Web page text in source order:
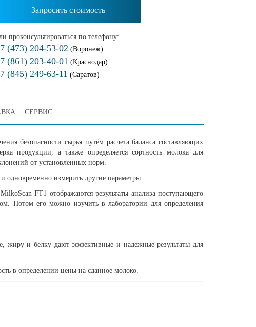
Запросить стоимость
проконсультироваться по телефону:
(473) 204-53-02 (Воронеж)
(861) 203-40-01 (Краснодар)
(845) 249-63-11 (Саратов)
СЕРВИС
безопасности сырья путём расчета баланса составляющих
продукции, а также определяется сортность молока для
от установленных норм.
одновременно измерить другие параметры.
FT1 отображаются результаты анализа поступающего
Потом его можно изучить в лаборатории для определения
жиру и белку дают эффективные и надежные результаты для
в определении цены на сданное молоко.